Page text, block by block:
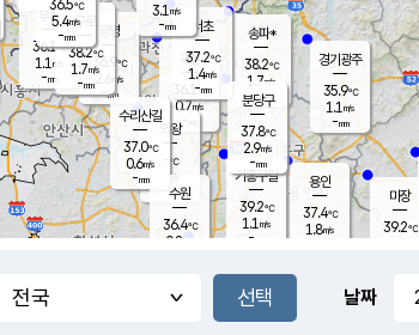
과천
36.1℃
0.7m/s
- mm
-mm
용인
37.4℃
1.8m/s
경기광주
35.9℃
1.1 m/s
-mm
마장
39.2℃
의왕
- ℃
m/s
mm
광명
36.9 ℃
2.6 m/s
-mm
부천
36.1℃
1.1 m/s
-mm
구로
38.2℃
1.7m/s
-mm
송파*
38.2℃
1.7m/s
-mm
서초
37.2℃
1.4m/s
-mm
기흥구갈
39.2℃
1.1 m/s
-
수리산길
37.0℃
0.6m/s
-mm
분당구
37.8℃
2.9m/s
-mm
36.5℃
5.4m/s
-mm
수원
36.4℃
0.8 m/s
3.1 m/s
-mm
날짜